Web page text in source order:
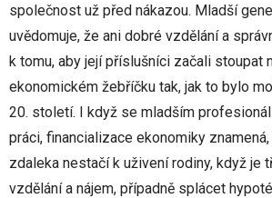
společnost už před nákazou. Mladší
uvědomuje, že ani dobré vzdělání a
k tomu, aby její příslušníci začali stoupat
ekonomickém žebříčku tak, jak to bylo
20. století. I když se mladším
práci, financializace ekonomiky
zdaleka nestačí k uživení rodiny, když je
vzdělání a nájem, případně splácet